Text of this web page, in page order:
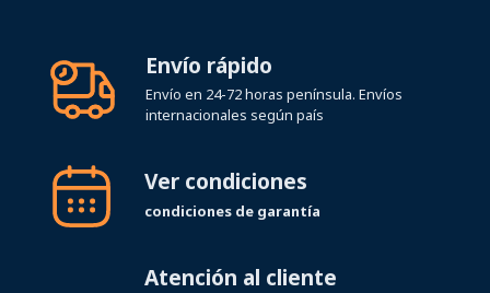
Envío rápido
Envío en 24-72 horas península. Envíos
internacionales según país
Ver condiciones
condiciones de garantía
Atención al cliente